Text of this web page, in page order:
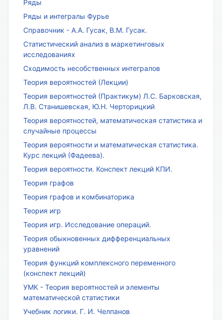
Ряды
Ряды и интегралы Фурье
Справочник - А.А. Гусак, В.М. Гусак.
Статистический анализ в маркетинговых
исследованиях
Сходимость несобственных интегралов
Теория вероятностей (Лекции)
Теория вероятностей (Практикум) Л.С. Барковская,
Л.В. Станишевская, Ю.Н. Черторицкий
Теория вероятностей, математическая статистика и
случайные процессы
Теория вероятности и математическая статистика.
Курс лекций (Фадеева).
Теория вероятности. Конспект лекций КПИ.
Теория графов
Теория графов и комбинаторика
Теория игр
Теория игр. Исследование операций.
Теория обыкновенных дифференциальных
уравнений
Теория функций комплексного переменного
(конспект лекций)
УМК - Теория вероятностей и элементы
математической статистики
Учебник логики. Г. И. Челпанов